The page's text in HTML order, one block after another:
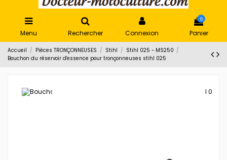
Menu Rechercher Connexion
0
Panier
Accueil Pièces TRONÇONNEUSES Stihl
Stihl 025 - MS250
Bouchon du réservoir d'essence pour tronçonneuses stihl 025